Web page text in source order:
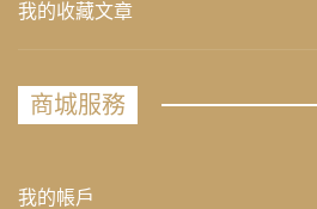
我的收藏文章
商城服務
我的帳戶